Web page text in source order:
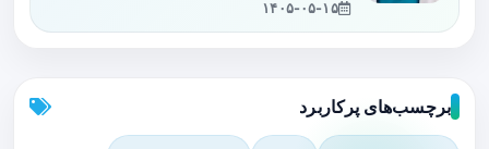
۱۴۰۵-۰۵-۱۵
برچسب‌های پرکاربرد